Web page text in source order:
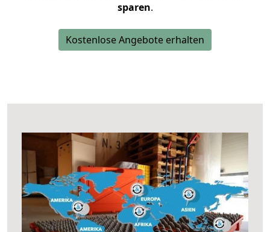
sparen.
Kostenlose Angebote erhalten